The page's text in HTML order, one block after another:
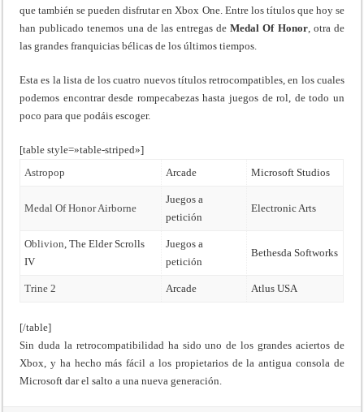
que también se pueden disfrutar en Xbox One. Entre los títulos que hoy se
han publicado tenemos una de las entregas deMedal Of Honor, otra de
las grandes franquicias bélicas de los últimos tiempos.
Esta es la lista de los cuatro nuevos títulos retrocompatibles, en los cuales
podemos encontrar desde rompecabezas hasta juegos de rol, de todo un
poco para que podáis escoger.
[table style=»table-striped»]
Astropop
Arcade Microsoft Studios
Medal Of Honor Airborne
Juegos a
petición
Electronic Arts
Oblivion, The Elder Scrolls
IV
Juegos a
petición
Bethesda Softworks
Trine 2 Arcade Atlus USA
[/table]
Sin duda la retrocompatibilidad ha sido uno de los grandes aciertos de
Xbox, y ha hecho más fácil a los propietarios de la antigua consola de
Microsoft dar el salto a una nueva generación.